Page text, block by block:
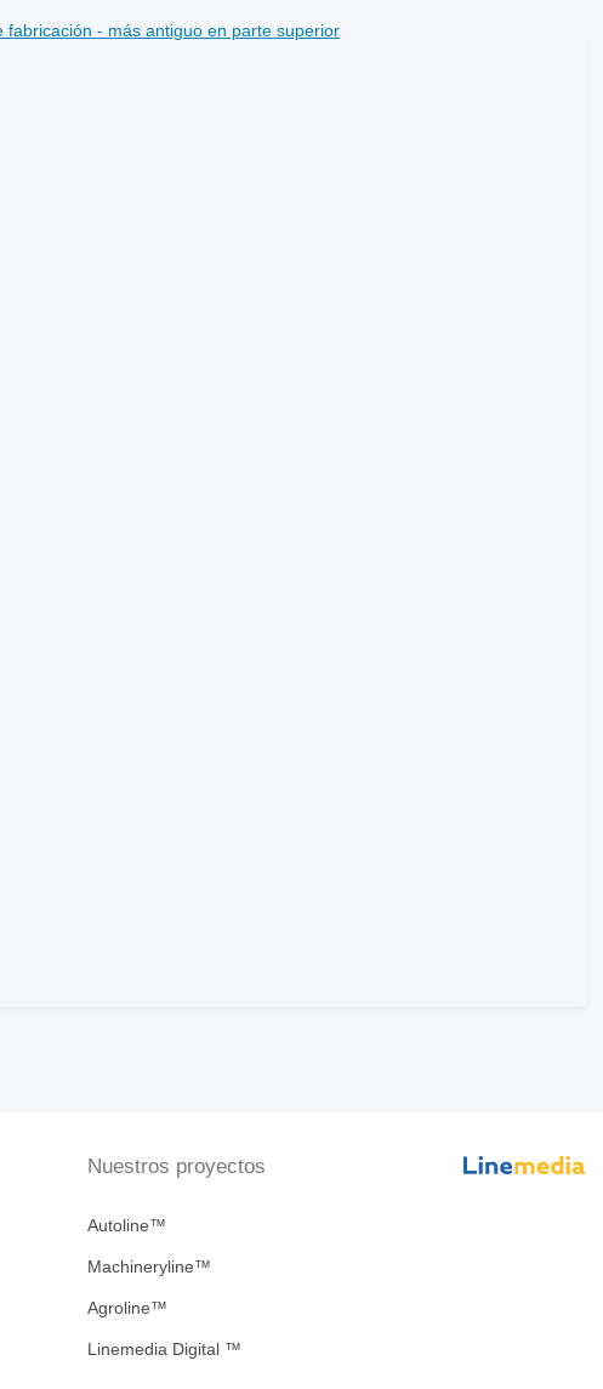
fabricación - más antiguo en parte superior
Nuestros proyectos
Autoline™
Machineryline™
Agroline™
Linemedia Digital ™